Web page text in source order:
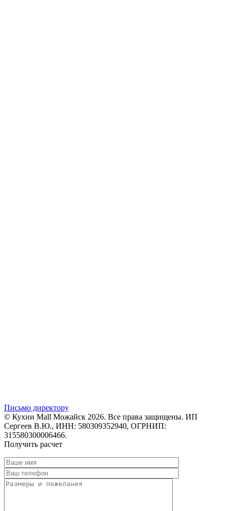
Письмо директору
© Кухни Mall Можайск 2026. Все права защищены. ИП
Сергеев В.Ю., ИНН: 580309352940, ОГРНИП:
315580300006466.
Получить расчет